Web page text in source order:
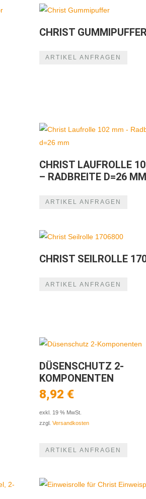
CHRIST GUMMIPUFFER
ARTIKEL ANFRAGEN
CHRIST LAUFROLLE
– RADBREITE D=26 MM
ARTIKEL ANFRAGEN
CHRIST SEILROLLE
ARTIKEL ANFRAGEN
DÜSENSCHUTZ 2-
KOMPONENTEN
8,92 €
exkl. 19 % MwSt.
zzgl. Versandkosten
ARTIKEL ANFRAGEN